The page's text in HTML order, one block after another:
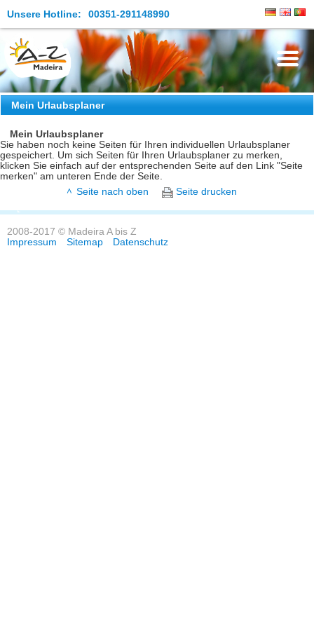
Unsere Hotline: 00351-291148990
Die Insel
Madeira Erleben
Aktuelles
Reiseangebote
Kontakt
Mein Urlaubsplaner
Mein Urlaubsplaner
Sie haben noch keine Seiten für Ihren individuellen Urlaubsplaner
gespeichert. Um sich Seiten für Ihren Urlaubsplaner zu merken,
klicken Sie einfach auf der entsprechenden Seite auf den Link "Seite
merken" am unteren Ende der Seite.
Seite nach oben
Seite drucken
2008-2017 © Madeira A bis Z
Impressum
Sitemap Datenschutz